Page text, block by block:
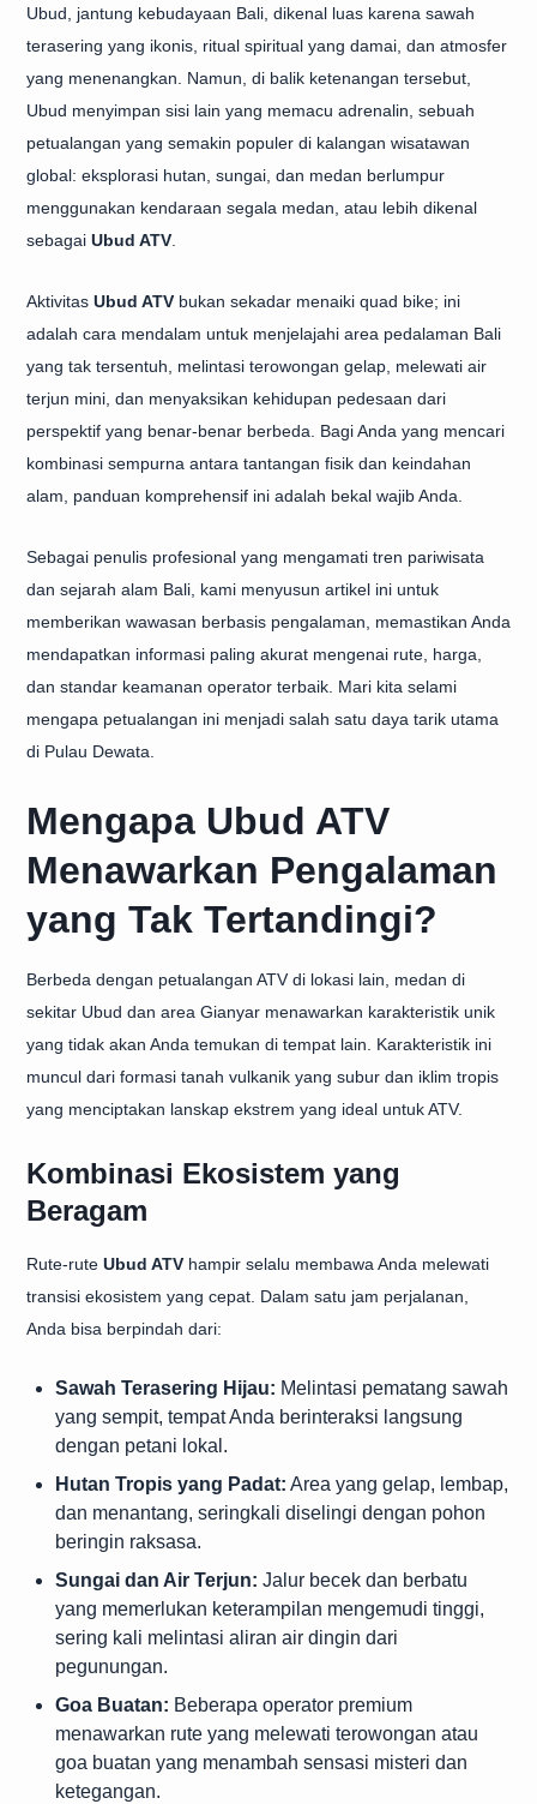
Ubud, jantung kebudayaan Bali, dikenal luas karena sawah
terasering yang ikonis, ritual spiritual yang damai, dan atmosfer
yang menenangkan. Namun, di balik ketenangan tersebut,
Ubud menyimpan sisi lain yang memacu adrenalin, sebuah
petualangan yang semakin populer di kalangan wisatawan
global: eksplorasi hutan, sungai, dan medan berlumpur
menggunakan kendaraan segala medan, atau lebih dikenal
sebagai Ubud ATV
Aktivitas Ubud ATV bukan sekadar menaiki quad bike; ini
adalah cara mendalam untuk menjelajahi area pedalaman Bali
yang tak tersentuh, melintasi terowongan gelap, melewati air
terjun mini, dan menyaksikan kehidupan pedesaan dari
perspektif yang benar-benar berbeda. Bagi Anda yang mencari
kombinasi sempurna antara tantangan fisik dan keindahan
alam, panduan komprehensif ini adalah bekal wajib Anda.
Sebagai penulis profesional yang mengamati tren pariwisata
dan sejarah alam Bali, kami menyusun artikel ini untuk
memberikan wawasan berbasis pengalaman, memastikan Anda
mendapatkan informasi paling akurat mengenai rute, harga,
dan standar keamanan operator terbaik. Mari kita selami
mengapa petualangan ini menjadi salah satu daya tarik utama
di Pulau Dewata.
Mengapa Ubud ATV
Menawarkan Pengalaman
yang Tak Tertandingi?
Berbeda dengan petualangan ATV di lokasi lain, medan di
sekitar Ubud dan area Gianyar menawarkan karakteristik unik
yang tidak akan Anda temukan di tempat lain. Karakteristik ini
muncul dari formasi tanah vulkanik yang subur dan iklim tropis
yang menciptakan lanskap ekstrem yang ideal untuk ATV.
Kombinasi Ekosistem yang
Beragam
Rute-rute Ubud ATV hampir selalu membawa Anda melewati
transisi ekosistem yang cepat. Dalam satu jam perjalanan,
Anda bisa berpindah dari:
Sawah Terasering Hijau: Melintasi pematang sawah
yang sempit, tempat Anda berinteraksi langsung
dengan petani lokal.
Hutan Tropis yang Padat: Area yang gelap, lembap,
dan menantang, seringkali diselingi dengan pohon
beringin raksasa.
Sungai dan Air Terjun: Jalur becek dan berbatu
yang memerlukan keterampilan mengemudi tinggi,
sering kali melintasi aliran air dingin dari
pegunungan.
Goa Buatan: Beberapa operator premium
menawarkan rute yang melewati terowongan atau
goa buatan yang menambah sensasi misteri dan
ketegangan.